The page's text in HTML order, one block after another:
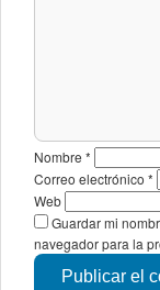
Nombre *
Correo electrónico *
Web
Guardar mi
navegador para la